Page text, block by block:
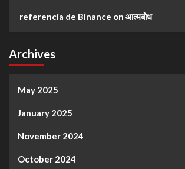
referencia de Binance on आत्मबोध
Archives
May 2025
January 2025
November 2024
October 2024